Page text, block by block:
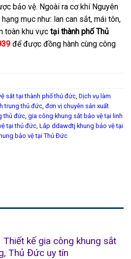
bảo vệ. Ngoài ra cơ khí Nguyên
mục như: lan can sắt, mái tôn,
toàn khu vực tại thành phố Thủ
để được đồng hành cùng công
sắt tại thành phố thủ đức Dịch vụ làm
trung thủ đức đơn vị chuyên sản xuất
thủ đức gia công khung sắt bảo vệ tại linh
tại thủ đức Lắp ddawdtj khung bảo vệ tại
bảo vệ tại Thủ Đức
Thiết kế gia công khung sắt
Thủ Đức uy tín